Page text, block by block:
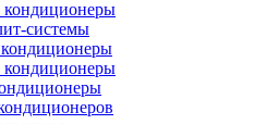
кондиционеры
системы
кондиционеры